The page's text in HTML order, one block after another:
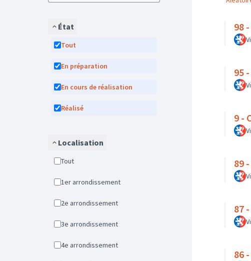
État
Tout
En préparation
En cours de réalisation
Réalisé
Localisation
Tout
1er arrondissement
2e arrondissement
3e arrondissement
4e arrondissement
98
95
9 -
89
87
86